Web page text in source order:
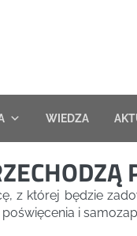
WIEDZA
z której będzie
i